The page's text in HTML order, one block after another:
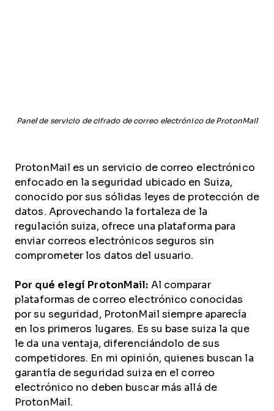
Panel de servicio de cifrado de correo electrónico de ProtonMail
ProtonMail es un servicio de correo electrónico
enfocado en la seguridad ubicado en Suiza,
conocido por sus sólidas leyes de protección de
datos. Aprovechando la fortaleza de la
regulación suiza, ofrece una plataforma para
enviar correos electrónicos seguros sin
comprometer los datos del usuario.
Por qué elegí ProtonMail: Al comparar
plataformas de correo electrónico conocidas
por su seguridad, ProtonMail siempre aparecía
en los primeros lugares. Es su base suiza la que
le da una ventaja, diferenciándolo de sus
competidores. En mi opinión, quienes buscan la
garantía de seguridad suiza en el correo
electrónico no deben buscar más allá de
ProtonMail.